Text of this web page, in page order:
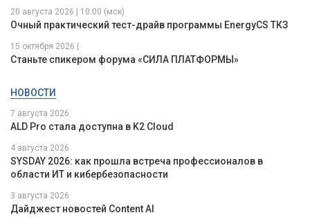
20 августа 2026 | 10:00 (мск)
Очный практический тест-драйв программы EnergyCS ТКЗ
15 октября 2026 |
Станьте спикером форума «СИЛА ПЛАТФОРМЫ»
НОВОСТИ
7 августа 2026
ALD Pro стала доступна в K2 Cloud
4 августа 2026
SYSDAY 2026: как прошла встреча профессионалов в
области ИТ и кибербезопасности
3 августа 2026
Дайджест новостей Content AI